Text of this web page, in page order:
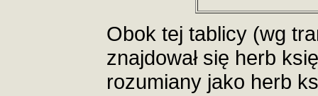
Obok tej tablicy (wg
znajdował się herb
rozumiany jako herb